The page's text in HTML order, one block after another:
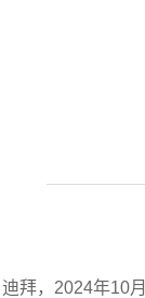
迪拜，2024年10